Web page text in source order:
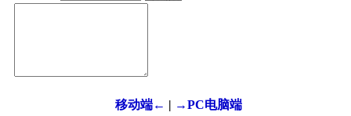
移动端← | →PC电脑端